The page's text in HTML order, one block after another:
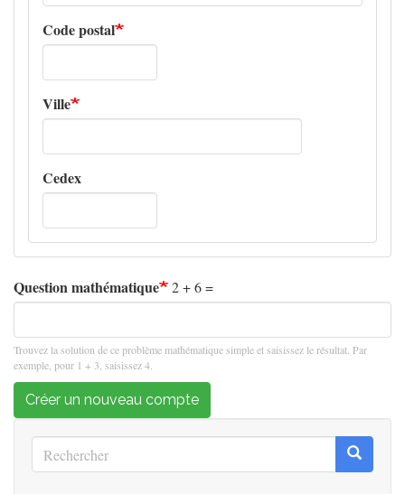
Code postal
Ville
Cedex
Question mathématique 2 + 6 =
Trouvez la solution de ce problème mathématique simple et saisissez le résultat. Par
exemple, pour 1 + 3, saisissez 4.
Créer un nouveau compte
Rechercher
Rechercher